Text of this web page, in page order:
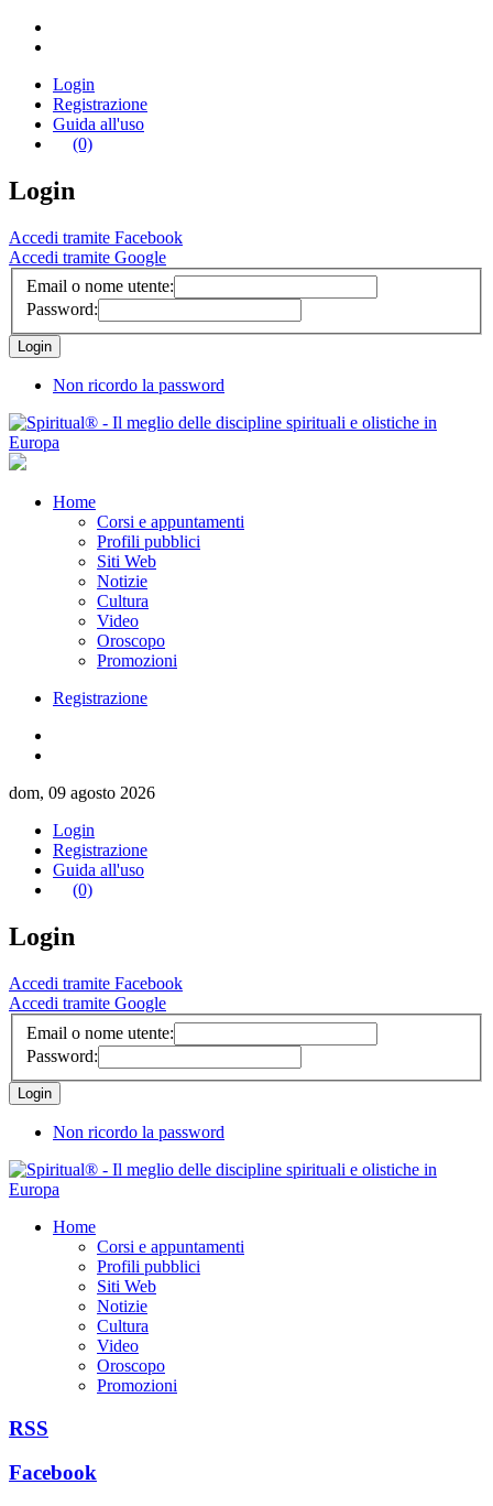
Login
Registrazione
Guida all'uso
(0)
Login
Accedi tramite Facebook
Accedi tramite Google
Email o nome utente:
Password:
Non ricordo la password
Home
Corsi e appuntamenti
Profili pubblici
Siti Web
Notizie
Cultura
Video
Oroscopo
Promozioni
Registrazione
dom, 09 agosto 2026
Login
Registrazione
Guida all'uso
(0)
Login
Accedi tramite Facebook
Accedi tramite Google
Email o nome utente:
Password:
Non ricordo la password
Home
Corsi e appuntamenti
Profili pubblici
Siti Web
Notizie
Cultura
Video
Oroscopo
Promozioni
RSS
Facebook